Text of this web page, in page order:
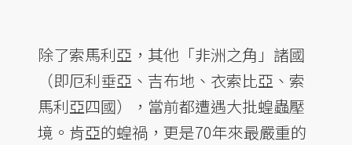
除了索馬利亞，其他「非洲之角」諸國
（即厄利垂亞、吉布地、衣索比亞、索
馬利亞四國），當前都遭遇大批蝗蟲壓
境。肯亞的蝗禍，更是70年來最嚴重的